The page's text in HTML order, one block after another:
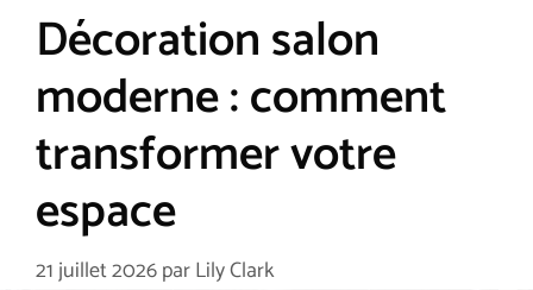
Décoration salon
moderne : comment
transformer votre
espace
21 juillet 2026parLily Clark